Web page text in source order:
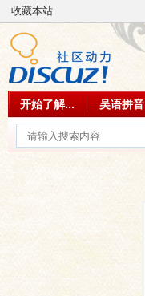
收藏本站
开始了解... 吴语拼音